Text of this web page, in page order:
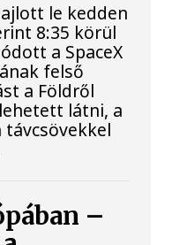
le kedden
8:35 körül
a SpaceX
felső
a Földről
látni, a
távcsövekkel
–